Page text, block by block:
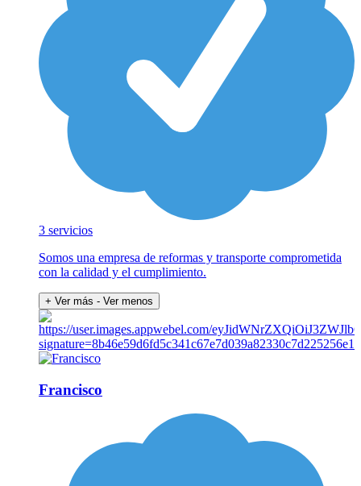
3 servicios
Somos una empresa de reformas y transporte comprometida
con la calidad y el cumplimiento.
+ Ver más - Ver menos
Francisco